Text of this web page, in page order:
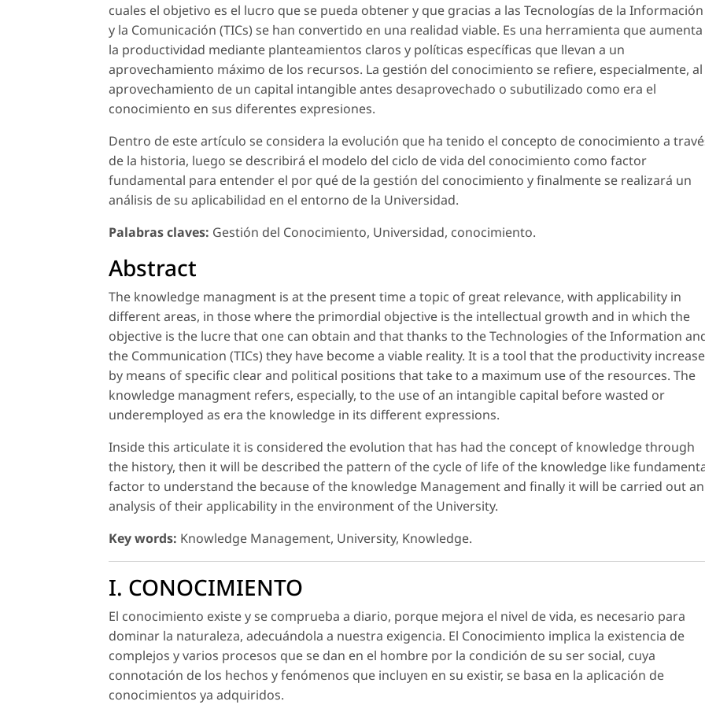
cuales el objetivo es el lucro que se pueda obtener y que gracias a las Tecnologías de la Información
y la Comunicación (TICs) se han convertido en una realidad viable. Es una herramienta que aumenta
la productividad mediante planteamientos claros y políticas específicas que llevan a un
aprovechamiento máximo de los recursos. La gestión del conocimiento se refiere, especialmente, al
aprovechamiento de un capital intangible antes desaprovechado o subutilizado como era el
conocimiento en sus diferentes expresiones.
Dentro de este artículo se considera la evolución que ha tenido el concepto de conocimiento a
de la historia, luego se describirá el modelo del ciclo de vida del conocimiento como factor
fundamental para entender el por qué de la gestión del conocimiento y finalmente se realizará un
análisis de su aplicabilidad en el entorno de la Universidad.
Palabras claves: Gestión del Conocimiento, Universidad, conocimiento.
Abstract
The knowledge managment is at the present time a topic of great relevance, with applicability in
different areas, in those where the primordial objective is the intellectual growth and in which the
objective is the lucre that one can obtain and that thanks to the Technologies of the Information
the Communication (TICs) they have become a viable reality. It is a tool that the productivity
by means of specific clear and political positions that take to a maximum use of the resources. The
knowledge managment refers, especially, to the use of an intangible capital before wasted or
underemployed as era the knowledge in its different expressions.
Inside this articulate it is considered the evolution that has had the concept of knowledge through
the history, then it will be described the pattern of the cycle of life of the knowledge like
factor to understand the because of the knowledge Management and finally it will be carried out an
analysis of their applicability in the environment of the University.
Key words: Knowledge Management, University, Knowledge.
I. CONOCIMIENTO
El conocimiento existe y se comprueba a diario, porque mejora el nivel de vida, es necesario para
dominar la naturaleza, adecuándola a nuestra exigencia. El Conocimiento implica la existencia de
complejos y varios procesos que se dan en el hombre por la condición de su ser social, cuya
connotación de los hechos y fenómenos que incluyen en su existir, se basa en la aplicación de
conocimientos ya adquiridos.